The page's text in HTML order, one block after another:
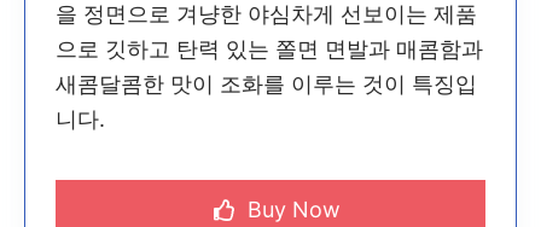
을 정면으로 겨냥한 야심차게 선보이는 제품
으로 깃하고 탄력 있는 쫄면 면발과 매콤함과
새콤달콤한 맛이 조화를 이루는 것이 특징입
니다.
Buy Now